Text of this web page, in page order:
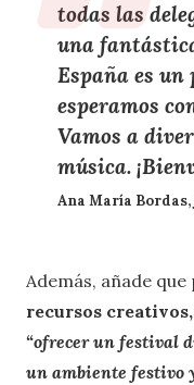
todas las
una
España es un
esperamos
Vamos a
música.
Ana María
Además, añade que
recursos
“ofrecer un festival
un ambiente festivo